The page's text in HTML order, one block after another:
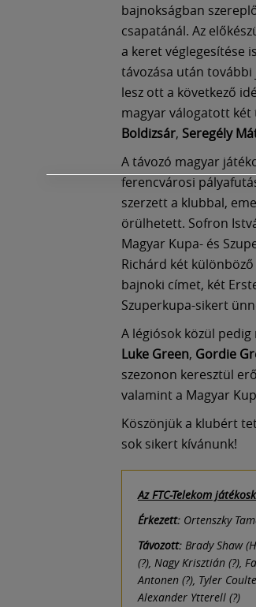
bajnokságban
csapatánál. Az
a keret véglegesítése
távozása után
lesz ott a következő
magyar válogatott két
Boldizsár, Seregély
A távozó magyar
ferencvárosi
szerzett a klubbal,
örülhetett. Sofron
Magyar Kupa- és
Richárd két
bajnoki címet, két
Szuperkupa-sikert
A légiósok közül
Luke Green, Gordie
szezonon keresztül
valamint a Magyar
Köszönjük a klubért
sok sikert kívánunk!
Az FTC-Telekom
Érkezett:Ortenszky
Távozott:Brady Shaw
(?), Nagy Krisztián (?),
Antonen (?), Tyler
Alexander Ytterell (?)